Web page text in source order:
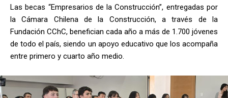
Las becas “Empresarios de la Construcción”, entregadas por
la Cámara Chilena de la Construcción, a través de la
Fundación CChC, benefician cada año a más de 1.700 jóvenes
de todo el país, siendo un apoyo educativo que los acompaña
entre primero y cuarto año medio.